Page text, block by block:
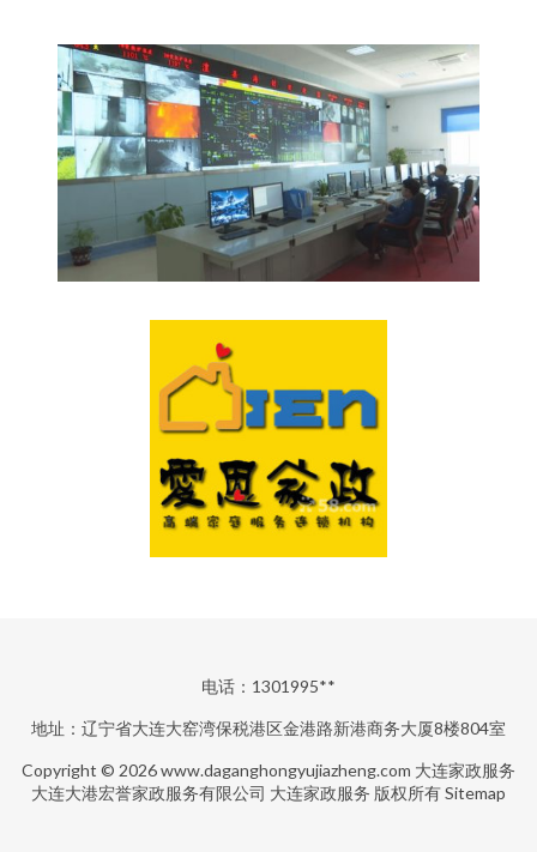
电话：1301995**
地址：辽宁省大连大窑湾保税港区金港路新港商务大厦8楼804室
Copyright © 2026www.daganghongyujiazheng.com 大连家政服务
大连大港宏誉家政服务有限公司 大连家政服务 版权所有Sitemap